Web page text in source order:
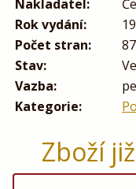
Nakladatel:
Rok vydání:
Počet stran:
87
Stav:
Vazba:
Kategorie:
Zboží